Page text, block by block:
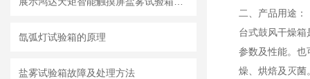
氙弧灯试验箱的原理
盐雾试验箱故障及处理方法
二、产品用途：
台式鼓风干燥
参数及性能。也
燥、烘焙及灭菌